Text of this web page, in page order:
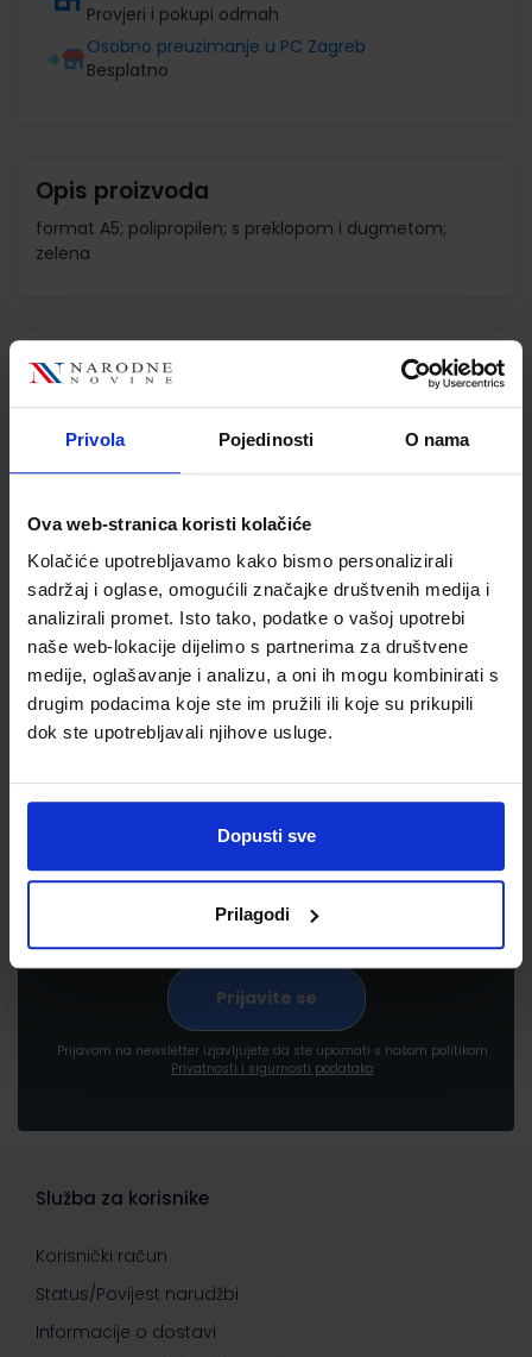
Privola Pojedinosti O nama
Ova web-stranica koristi kolačiće
Kolačiće upotrebljavamo kako bismo personalizirali
sadržaj i oglase, omogućili značajke društvenih medija i
analizirali promet. Isto tako, podatke o vašoj upotrebi
naše web-lokacije dijelimo s partnerima za društvene
medije, oglašavanje i analizu, a oni ih mogu kombinirati s
drugim podacima koje ste im pružili ili koje su prikupili
dok ste upotrebljavali njihove usluge.
Dopusti sve
Prilagodi
Provjeri i pokupi odmah
Osobno preuzimanje u PC Zagreb
Besplatno
Opis proizvoda
format A5; polipropilen; s preklopom i dugmetom;
zelena
Detalji proizvoda
Šifra proizvoda
595218
Jedinična mjera
kom
Newsletter prijava
Prijavite se kako bi primali informacije o novim
pogodnostima
Prijavom na newsletter izjavljujete da ste upoznati s našom politikom
Privatnosti i sigurnosti podataka
Služba za korisnike
Korisnički račun
Status/Povijest narudžbi
Informacije o dostavi